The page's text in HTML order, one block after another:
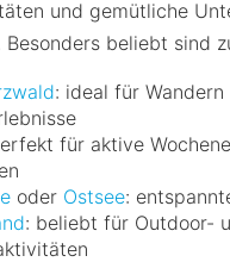
und gemütliche
Besonders beliebt sind
: ideal für Wandern
für aktive
oder Ostsee:
: beliebt für Outdoor-